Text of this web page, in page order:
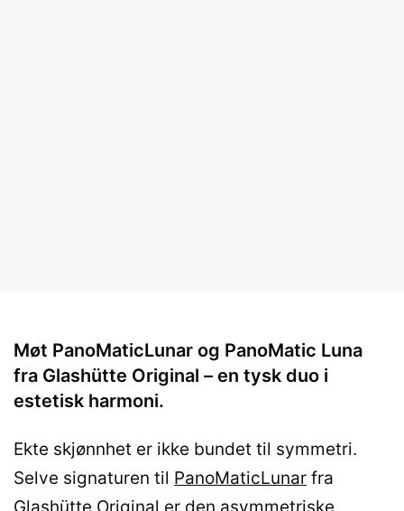
Møt PanoMaticLunar og PanoMatic Luna
fra Glashütte Original – en tysk duo i
estetisk harmoni.
Ekte skjønnhet er ikke bundet til symmetri.
Selve signaturen til PanoMaticLunar fra
Glashütte Original er den asymmetriske